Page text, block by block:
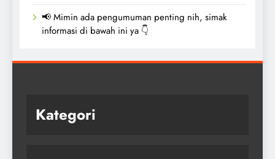
📢 Mimin ada pengumuman penting nih, simak
informasi di bawah ini ya 👇
Kategori